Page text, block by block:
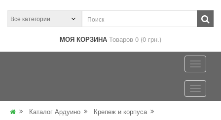
МОЯ КОРЗИНА Товаров 0 (0 грн.)
Каталог Ардуино
Крепеж и корпуса